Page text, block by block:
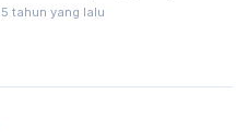
5 tahun yang lalu